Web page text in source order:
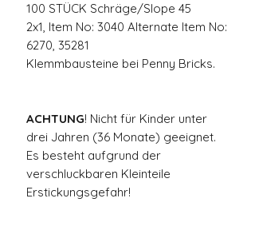
100 STÜCK Schräge/Slope 45
2x1, Item No: 3040 Alternate Item No:
6270, 35281
Klemmbausteine bei Penny Bricks.
ACHTUNG! Nicht für Kinder unter
drei Jahren (36 Monate) geeignet.
Es besteht aufgrund der
verschluckbaren Kleinteile
Erstickungsgefahr!